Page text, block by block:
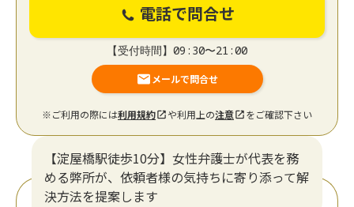
電話で問合せ
【受付時間】09:30〜21:00
メールで問合せ
※ご利用の際には利用規約 や利用上の注意 をご確認下さい
【淀屋橋駅徒歩10分】女性弁護士が代表を務
める弊所が、依頼者様の気持ちに寄り添って解
決方法を提案します